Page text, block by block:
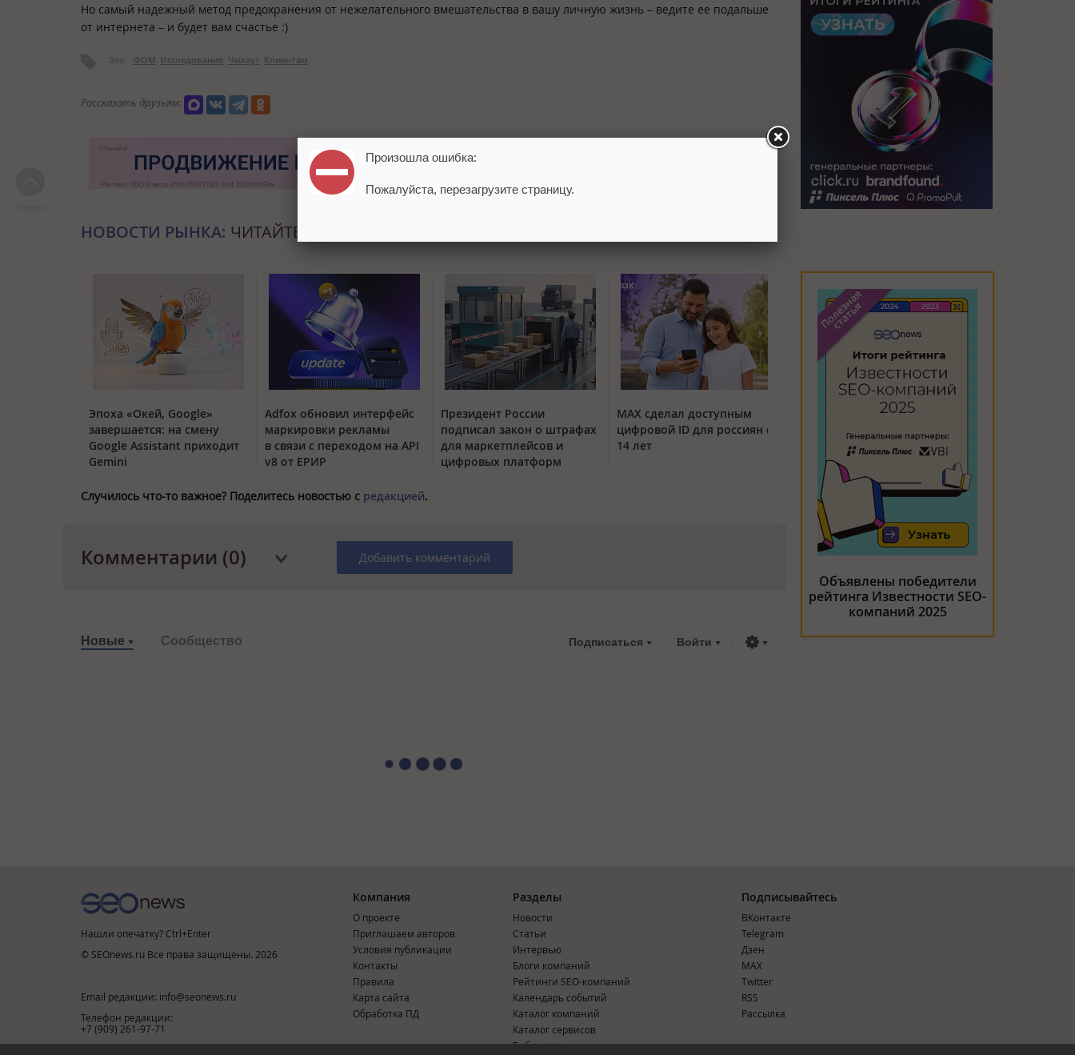
Но самый надежный метод предохранения от нежелательного вмешательства в вашу личную жизнь – ведите ее подальше
от интернета – и будет вам счастье :)
Теги: ФОМ Исследования Чилаут Клиентам
Рассказать друзьям:
НОВОСТИ РЫНКА: ЧИТАЙТЕ ТАКЖЕ
Эпоха «Окей, Google»
завершается: на смену
Google Assistant приходит
Gemini
Adfox обновил интерфейс
маркировки рекламы
в связи с переходом на API
v8 от ЕРИР
Президент России
подписал закон о штрафах
для маркетплейсов и
цифровых платформ
MAX сделал доступным
цифровой ID для россиян с
14 лет
Случилось что-то важное? Поделитесь новостью с редакцией.
Комментарии (0) Добавить комментарий
Новые Сообщество Подписаться Войти
Объявлены победители
рейтинга Известности SEO-
компаний 2025
Нашли опечатку? Ctrl+Enter
© SEOnews.ru Все права защищены. 2026
Email редакции: info@seonews.ru
Телефон редакции:
+7 (909) 261-97-71
Компания
О проекте
Приглашаем авторов
Условия публикации
Контакты
Правила
Карта сайта
Обработка ПД
Разделы
Новости
Статьи
Интервью
Блоги компаний
Рейтинги SEO-компаний
Календарь событий
Каталог компаний
Каталог сервисов
Библиотека
Подписывайтесь
ВКонтакте
Telegram
Дзен
MAX
Тwitter
RSS
Рассылка
Произошла ошибка:
Пожалуйста, перезагрузите страницу.